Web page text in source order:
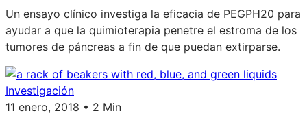
Un ensayo clínico investiga la eficacia de PEGPH20 para
ayudar a que la quimioterapia penetre el estroma de los
tumores de páncreas a fin de que puedan extirparse.
Investigación
11 enero, 2018 • 2 Min